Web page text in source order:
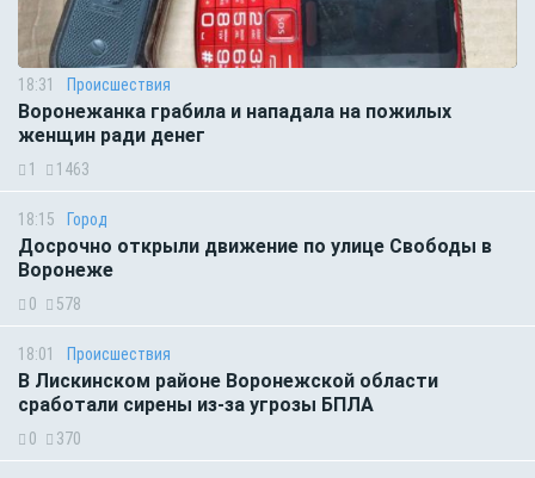
18:31 Происшествия
Воронежанка грабила и нападала на пожилых
женщин ради денег
1 1463
18:15 Город
Досрочно открыли движение по улице Свободы в
Воронеже
0 578
18:01 Происшествия
В Лискинском районе Воронежской области
сработали сирены из-за угрозы БПЛА
0 370